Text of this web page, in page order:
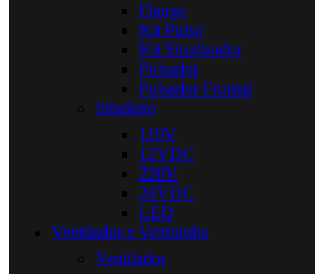
Flange
Kit Pulso
Kit Sinalizador
Pulsador
Pulsador Frontal
Sinaleiro
110V
12VDC
220V
24VDC
LED
Ventilador e Ventuinha
Ventilador